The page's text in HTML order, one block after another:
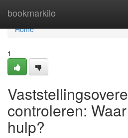
bookmarkilo
Home
Home
1
controleren:
hulp?